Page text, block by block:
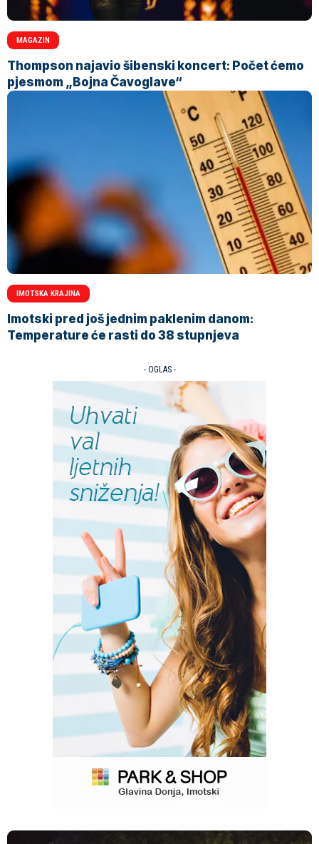
MAGAZIN
Thompson najavio šibenski koncert: Počet ćemo
pjesmom „Bojna Čavoglave“
IMOTSKA KRAJINA
Imotski pred još jednim paklenim danom:
Temperature će rasti do 38 stupnjeva
- OGLAS -